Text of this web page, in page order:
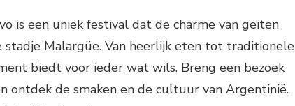
is een uniek festival dat de charme van geiten
Malargüe. Van heerlijk eten tot traditionele
biedt voor ieder wat wils. Breng een bezoek
ontdek de smaken en de cultuur van Argentinië.